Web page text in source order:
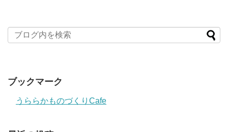
ブックマーク
うららかものづくりCafe